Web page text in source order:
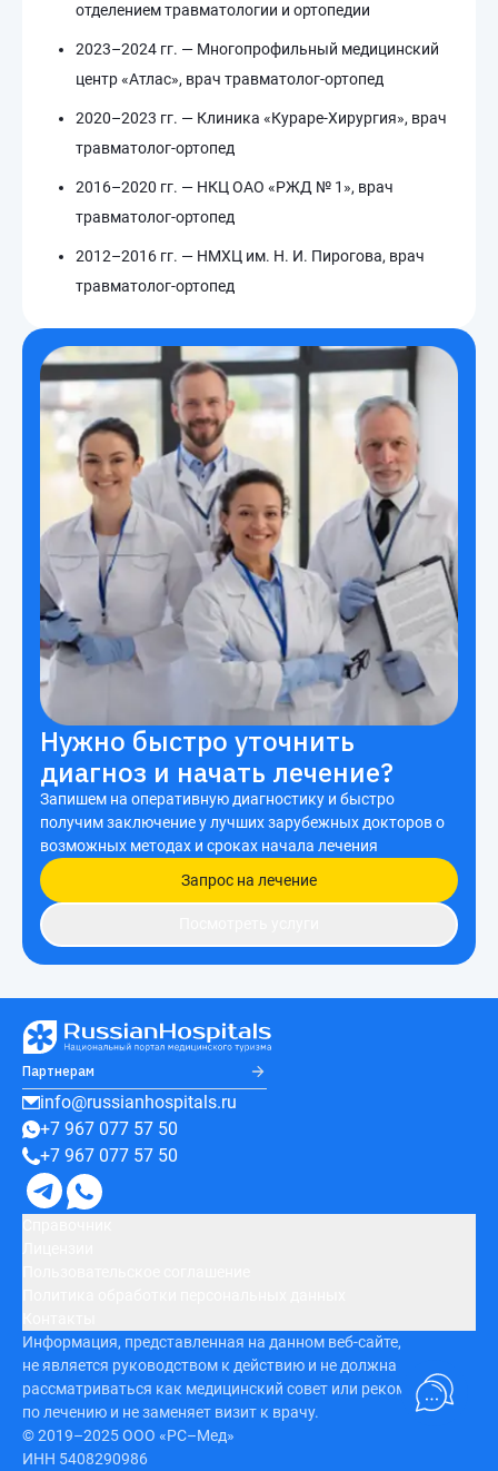
отделением травматологии и ортопедии
2023–2024 гг. — Многопрофильный медицинский
центр «Атлас», врач травматолог-ортопед
2020–2023 гг. — Клиника «Кураре-Хирургия», врач
травматолог-ортопед
2016–2020 гг. — НКЦ ОАО «РЖД № 1», врач
травматолог-ортопед
2012–2016 гг. — НМХЦ им. Н. И. Пирогова, врач
травматолог-ортопед
Нужно быстро уточнить
диагноз и начать лечение?
Запишем на оперативную диагностику и быстро
получим заключение у лучших зарубежных докторов о
возможных методах и сроках начала лечения
Запрос на лечение
Партнерам
info@russianhospitals.ru
+7 967 077 57 50
+7 967 077 57 50
Информация, представленная на данном веб-сайте,
не является руководством к действию и не должна
рассматриваться как медицинский совет или рекомендация
по лечению и не заменяет визит к врачу.
© 2019–2025 ООО «РС–Мед»
ИНН 5408290986